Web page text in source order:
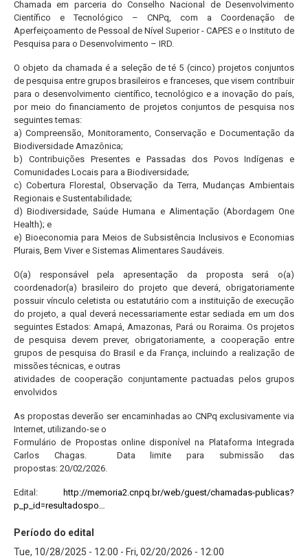
Chamada em parceria do Conselho Nacional de Desenvolvimento
Científico e Tecnológico – CNPq, com a Coordenação de
Aperfeiçoamento de Pessoal de Nível Superior - CAPES e o Instituto de
Pesquisa para o Desenvolvimento – IRD.
O objeto da chamada é a seleção de té 5 (cinco) projetos conjuntos
de pesquisa entre grupos brasileiros e franceses, que visem contribuir
para o desenvolvimento científico, tecnológico e a inovação do país,
por meio do financiamento de projetos conjuntos de pesquisa nos
seguintes temas:
a) Compreensão, Monitoramento, Conservação e Documentação da
Biodiversidade Amazônica;
b) Contribuições Presentes e Passadas dos Povos Indígenas e
Comunidades Locais para a Biodiversidade;
c) Cobertura Florestal, Observação da Terra, Mudanças Ambientais
Regionais e Sustentabilidade;
d) Biodiversidade, Saúde Humana e Alimentação (Abordagem One
Health); e
e) Bioeconomia para Meios de Subsistência Inclusivos e Economias
Plurais, Bem Viver e Sistemas Alimentares Saudáveis.
O(a) responsável pela apresentação da proposta será o(a)
coordenador(a) brasileiro do projeto que deverá, obrigatoriamente
possuir vínculo celetista ou estatutário com a instituição de execução
do projeto, a qual deverá necessariamente estar sediada em um dos
seguintes Estados: Amapá, Amazonas, Pará ou Roraima. Os projetos
de pesquisa devem prever, obrigatoriamente, a cooperação entre
grupos de pesquisa do Brasil e da França, incluindo a realização de
missões técnicas, e outras
atividades de cooperação conjuntamente pactuadas pelos grupos
envolvidos
As propostas deverão ser encaminhadas ao CNPq exclusivamente via
Internet, utilizando-se o
Formulário de Propostas online disponível na Plataforma Integrada
Carlos Chagas. Data limite para submissão das
propostas: 20/02/2026.
Edital:
http://memoria2.cnpq.br/web/guest/chamadas-publicas?
p_p_id=resultadospo…
Período do edital
Tue, 10/28/2025 - 12:00 - Fri, 02/20/2026 - 12:00